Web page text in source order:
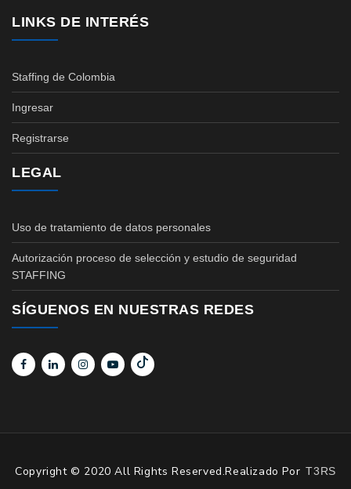
LINKS DE INTERÉS
Staffing de Colombia
Ingresar
Registrarse
LEGAL
Uso de tratamiento de datos personales
Autorización proceso de selección y estudio de seguridad
STAFFING
SÍGUENOS EN NUESTRAS REDES
Copyright © 2020 All Rights Reserved.Realizado Por T3RS